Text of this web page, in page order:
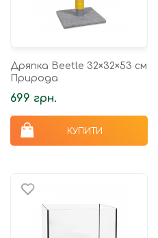
Дряпка Beetle 32×32×53 см
Природа
699 грн.
КУПИТИ